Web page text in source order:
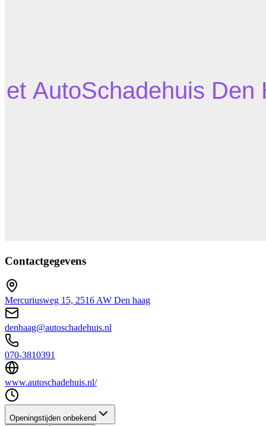
Contactgegevens
Mercuriusweg 15, 2516 AW Den haag
denhaag@autoschadehuis.nl
070-3810391
www.autoschadehuis.nl/
Openingstijden onbekend